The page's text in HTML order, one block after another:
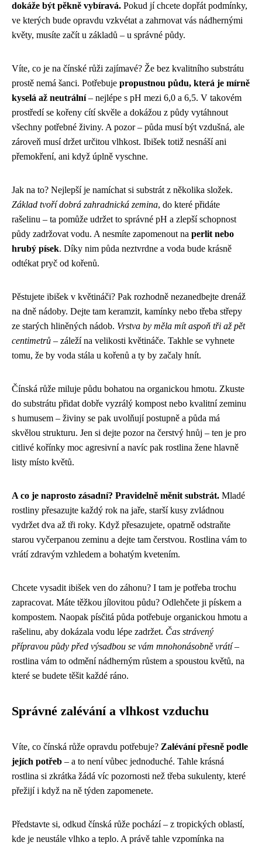
dokáže být pěkně vybíravá. Pokud jí chcete dopřát podmínky,
ve kterých bude opravdu vzkvétat a zahrnovat vás nádhernými
květy, musíte začít u základů – u správné půdy.
Víte, co je na čínské růži zajímavé? Že bez kvalitního substrátu
prostě nemá šanci. Potřebuje propustnou půdu, která je mírně
kyselá až neutrální– nejlépe s pH mezi 6,0 a 6,5. V takovém
prostředí se kořeny cítí skvěle a dokážou z půdy vytáhnout
všechny potřebné živiny. A pozor – půda musí být vzdušná, ale
zároveň musí držet určitou vlhkost. Ibišek totiž nesnáší ani
přemokření, ani když úplně vyschne.
Jak na to? Nejlepší je namíchat si substrát z několika složek.
Základ tvoří dobrá zahradnická zemina, do které přidáte
rašelinu – ta pomůže udržet to správné pH a zlepší schopnost
půdy zadržovat vodu. A nesmíte zapomenout na perlit nebo
hrubý písek. Díky nim půda neztvrdne a voda bude krásně
odtékat pryč od kořenů.
Pěstujete ibišek v květináči? Pak rozhodně nezanedbejte drenáž
na dně nádoby. Dejte tam keramzit, kamínky nebo třeba střepy
ze starých hliněných nádob. Vrstva by měla mít aspoň tři až pět
centimetrů – záleží na velikosti květináče. Takhle se vyhnete
tomu, že by voda stála u kořenů a ty by začaly hnít.
Čínská růže miluje půdu bohatou na organickou hmotu. Zkuste
do substrátu přidat dobře vyzrálý kompost nebo kvalitní zeminu
s humusem – živiny se pak uvolňují postupně a půda má
skvělou strukturu. Jen si dejte pozor na čerstvý hnůj – ten je pro
citlivé kořínky moc agresivní a navíc pak rostlina žene hlavně
listy místo květů.
A co je naprosto zásadní? Pravidelně měnit substrát. Mladé
rostliny přesazujte každý rok na jaře, starší kusy zvládnou
vydržet dva až tři roky. Když přesazujete, opatrně odstraňte
starou vyčerpanou zeminu a dejte tam čerstvou. Rostlina vám to
vrátí zdravým vzhledem a bohatým kvetením.
Chcete vysadit ibišek ven do záhonu? I tam je potřeba trochu
zapracovat. Máte těžkou jílovitou půdu? Odlehčete ji pískem a
kompostem. Naopak písčitá půda potřebuje organickou hmotu a
rašelinu, aby dokázala vodu lépe zadržet. Čas strávený
přípravou půdy před výsadbou se vám mnohonásobně vrátí–
rostlina vám to odmění nádherným růstem a spoustou květů, na
které se budete těšit každé ráno.
Správné zalévání a vlhkost vzduchu
Víte, co čínská růže opravdu potřebuje? Zalévání přesně podle
jejích potřeb – a to není vůbec jednoduché. Tahle krásná
rostlina si zkrátka žádá víc pozornosti než třeba sukulenty, které
přežijí i když na ně týden zapomenete.
Představte si, odkud čínská růže pochází – z tropických oblastí,
kde je neustále vlhko a teplo. A právě tahle vzpomínka na